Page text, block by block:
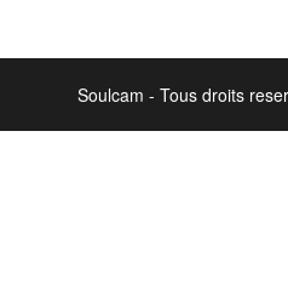
Soulcam - Tous droits